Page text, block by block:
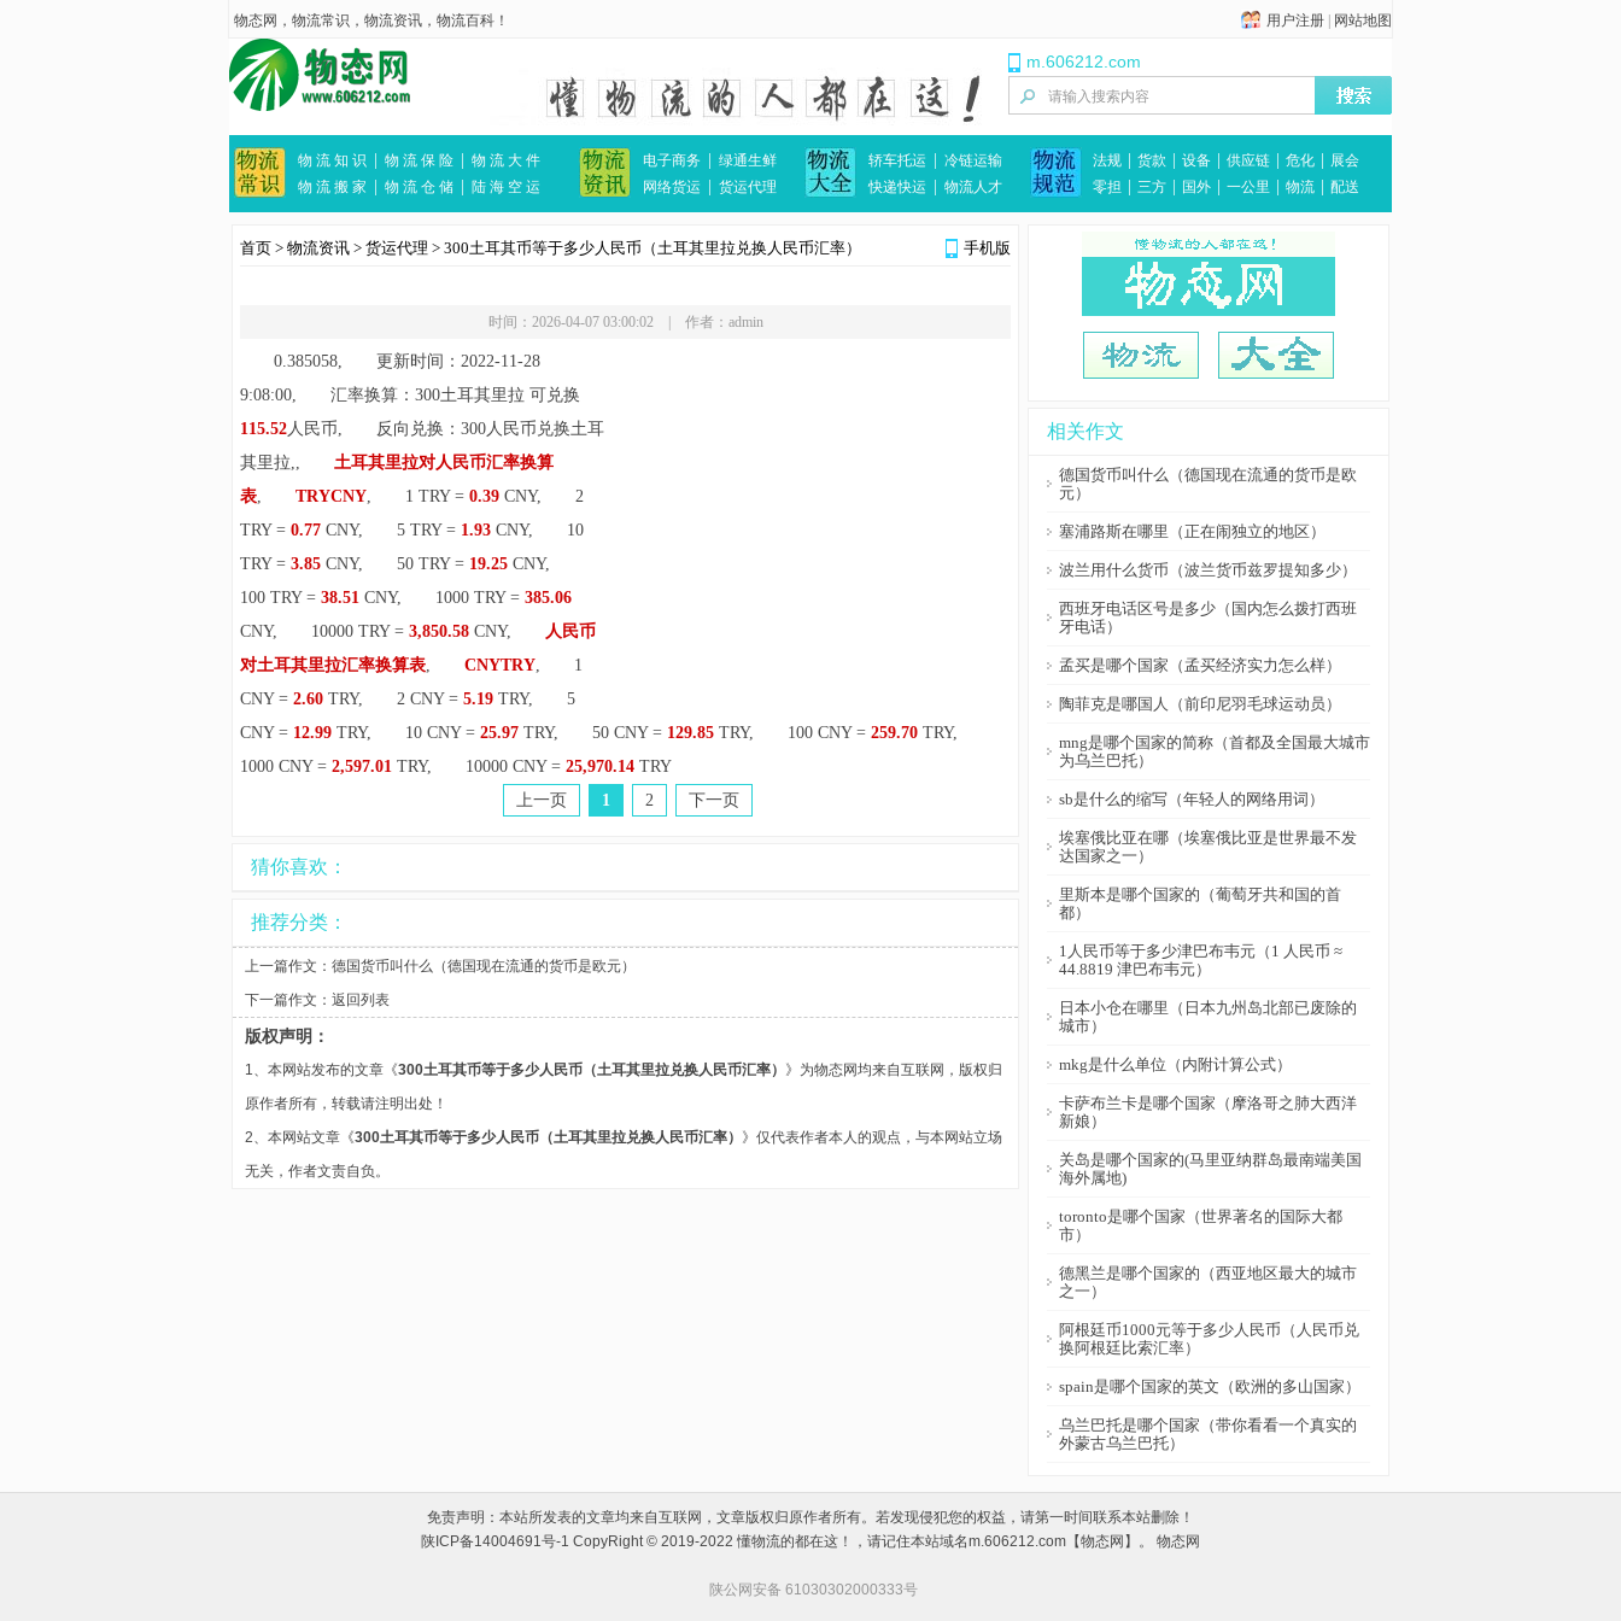
物态网 ， 物流常识 ， 物流资讯 ， 物流百科 ！ 用户注册 网站地图
m.606212.com
物 流 知 识 物 流 保 险
物 流 大 件
物 流 搬 家
物 流 仓 储 陆 海 空 运
电子商务
绿通生鲜
网络货运
货运代理
轿车托运
冷链运输
快递快运
物流人才
法规 货款 设备 供应链 危化
展会
零担
三方 国外 一公里 物流 配送
手机版
首页 > 物流资讯 > 货运代理 > 300土耳其币等于多少人民币（土耳其里拉兑换人民币汇率）
时间：2026-04-07 03:00:02 | 作者：admin
0.385058, 更新时间：2022-11-28
9:08:00, 汇率换算：300土耳其里拉 可兑换
115.52人民币, 反向兑换：300人民币兑换土耳
其里拉,, 土耳其里拉对人民币汇率换算
表, TRYCNY, 1 TRY = 0.39 CNY, 2
TRY = 0.77 CNY, 5 TRY = 1.93 CNY, 10
TRY = 3.85 CNY, 50 TRY = 19.25 CNY,
100 TRY = 38.51 CNY, 1000 TRY = 385.06
CNY, 10000 TRY = 3,850.58 CNY,
人民币
对土耳其里拉汇率换算表, CNYTRY, 1
CNY = 2.60 TRY, 2 CNY = 5.19 TRY, 5
CNY = 12.99 TRY, 10 CNY = 25.97 TRY, 50 CNY = 129.85 TRY, 100 CNY = 259.70 TRY,
1000 CNY = 2,597.01 TRY, 10000 CNY = 25,970.14 TRY
上一页
1 2 下一页
猜你喜欢：
推荐分类：
上一篇作文： 德国货币叫什么（德国现在流通的货币是欧元）
下一篇作文： 返回列表
版权声明：
1、本网站发布的文章《300土耳其币等于多少人民币（土耳其里拉兑换人民币汇率） 》为物态网均来自互联网，版权归
原作者所有，转载请注明出处！
2、本网站文章《300土耳其币等于多少人民币（土耳其里拉兑换人民币汇率） 》仅代表作者本人的观点，与本网站立场
无关，作者文责自负。
相关作文
德国货币叫什么（德国现在流通的货币是欧
元）
塞浦路斯在哪里（正在闹独立的地区）
波兰用什么货币（波兰货币兹罗提知多少）
西班牙电话区号是多少（国内怎么拨打西班
牙电话）
孟买是哪个国家（孟买经济实力怎么样）
陶菲克是哪国人（前印尼羽毛球运动员）
mng是哪个国家的简称（首都及全国最大城市
为乌兰巴托）
sb是什么的缩写（年轻人的网络用词）
埃塞俄比亚在哪（埃塞俄比亚是世界最不发
达国家之一）
里斯本是哪个国家的（葡萄牙共和国的首
都）
1人民币等于多少津巴布韦元（1 人民币 ≈
44.8819 津巴布韦元）
日本小仓在哪里（日本九州岛北部已废除的
城市）
mkg是什么单位（内附计算公式）
卡萨布兰卡是哪个国家（摩洛哥之肺大西洋
新娘）
关岛是哪个国家的(马里亚纳群岛最南端美国
海外属地)
toronto是哪个国家（世界著名的国际大都
市）
德黑兰是哪个国家的（西亚地区最大的城市
之一）
阿根廷币1000元等于多少人民币（人民币兑
换阿根廷比索汇率）
spain是哪个国家的英文（欧洲的多山国家）
乌兰巴托是哪个国家（带你看看一个真实的
外蒙古乌兰巴托）
免责声明：本站所发表的文章均来自互联网，文章版权归原作者所有。若发现侵犯您的权益，请第一时间联系本站删除！
陕ICP备14004691号-1 CopyRight © 2019-2022 懂物流的都在这！，请记住本站域名m.606212.com【物态网】。 物态网
陕公网安备 61030302000333号